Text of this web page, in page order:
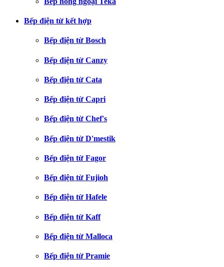
Bếp điện từ kết hợp
Bếp điện từ Bosch
Bếp điện từ Canzy
Bếp điện từ Cata
Bếp điện từ Capri
Bếp điện từ Chef's
Bếp điện từ D'mestik
Bếp điện từ Fagor
Bếp điện từ Fujioh
Bếp điện từ Hafele
Bếp điện từ Kaff
Bếp điện từ Malloca
Bếp điện từ Pramie